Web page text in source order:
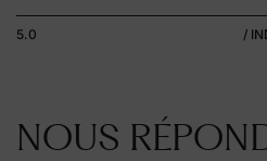
5.0 /
NOUS